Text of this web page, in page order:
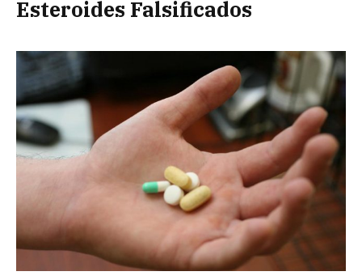
Esteroides Falsificados